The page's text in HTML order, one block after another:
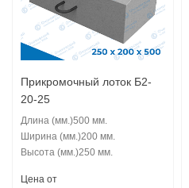
Прикромочный лоток Б2-
20-25
Длина (мм.)500 мм.
Ширина (мм.)200 мм.
Высота (мм.)250 мм.
Цена от